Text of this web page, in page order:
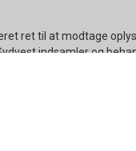
ret til at modtage
indsamler og